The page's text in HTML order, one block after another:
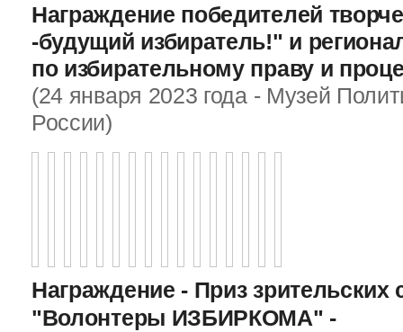
Награждение победителей
-будущий избиратель!" и
по избирательному праву и
(24 января 2023 года - Музей
России)
Награждение - Приз зрительских
"Волонтеры ИЗБИРКОМА" -